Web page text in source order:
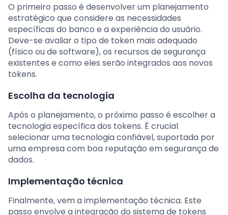
O primeiro passo é desenvolver um planejamento
estratégico que considere as necessidades
específicas do banco e a experiência do usuário.
Deve-se avaliar o tipo de token mais adequado
(físico ou de software), os recursos de segurança
existentes e como eles serão integrados aos novos
tokens.
Escolha da tecnologia
Após o planejamento, o próximo passo é escolher a
tecnologia específica dos tokens. É crucial
selecionar uma tecnologia confiável, suportada por
uma empresa com boa reputação em segurança de
dados.
Implementação técnica
Finalmente, vem a implementação técnica. Este
passo envolve a integração do sistema de tokens